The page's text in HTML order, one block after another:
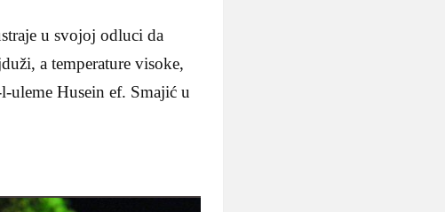
u svojoj odluci da
a temperature visoke,
uleme Husein ef. Smajić u